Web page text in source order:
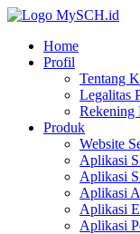
Home
Profil
Tentang
Legalitas
Rekening
Produk
Website
Aplikasi
Aplikasi
Aplikasi
Aplikasi
Aplikasi